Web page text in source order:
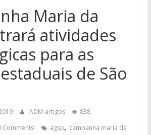
Maria da
atividades
para as
de São
ADM-artigos
838
Comments agsp, campanha maria da